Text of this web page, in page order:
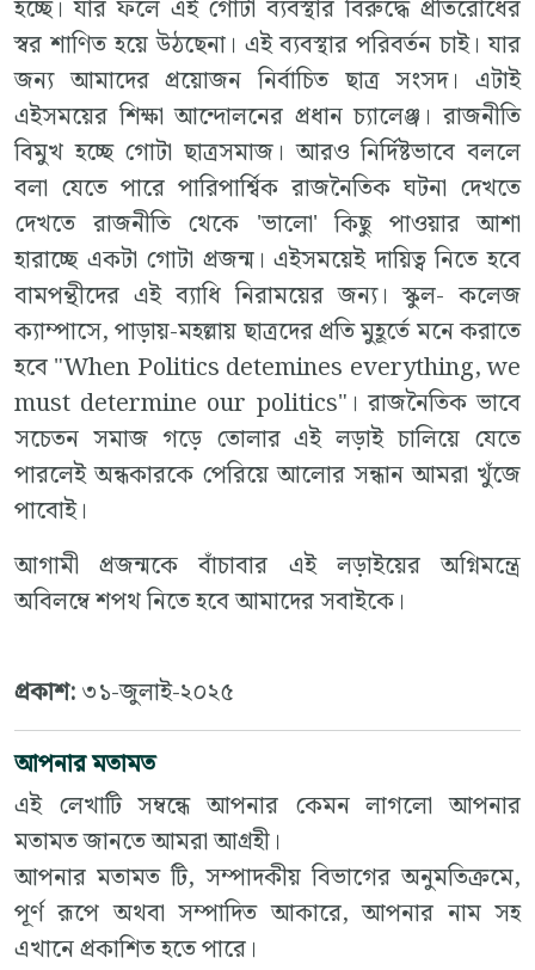
হচ্ছে। যার ফলে এই গোটা ব্যবস্থার বিরুদ্ধে প্রতিরোধের
স্বর শাণিত হয়ে উঠছেনা। এই ব্যবস্থার পরিবর্তন চাই। যার
জন্য আমাদের প্রয়োজন নির্বাচিত ছাত্র সংসদ। এটাই
এইসময়ের শিক্ষা আন্দোলনের প্রধান চ্যালেঞ্জ। রাজনীতি
বিমুখ হচ্ছে গোটা ছাত্রসমাজ। আরও নির্দিষ্টভাবে বললে
বলা যেতে পারে পারিপার্শ্বিক রাজনৈতিক ঘটনা দেখতে
দেখতে রাজনীতি থেকে 'ভালো' কিছু পাওয়ার আশা
হারাচ্ছে একটা গোটা প্রজন্ম। এইসময়েই দায়িত্ব নিতে হবে‌
বামপন্থীদের এই ব্যাধি নিরাময়ের জন্য। স্কুল- কলেজ
ক্যাম্পাসে, পাড়ায়-মহল্লায় ছাত্রদের প্রতি মুহূর্তে মনে করাতে
হবে "When Politics detemines everything, we
must determine our politics"। রাজনৈতিক ভাবে
সচেতন সমাজ গড়ে তোলার এই লড়াই চালিয়ে যেতে
পারলেই অন্ধকারকে পেরিয়ে আলোর সন্ধান আমরা খুঁজে
পাবোই।
আগামী প্রজন্মকে বাঁচাবার এই লড়াইয়ের অগ্নিমন্ত্রে
অবিলম্বে শপথ নিতে হবে আমাদের সবাইকে।
প্রকাশ:৩১-জুলাই-২০২৫
আপনার মতামত
এই লেখাটি সম্বন্ধে আপনার কেমন লাগলো আপনার
মতামত জানতে আমরা আগ্রহী।
আপনার মতামত টি, সম্পাদকীয় বিভাগের অনুমতিক্রমে,
পূর্ণ রূপে অথবা সম্পাদিত আকারে, আপনার নাম সহ
এখানে প্রকাশিত হতে পারে।